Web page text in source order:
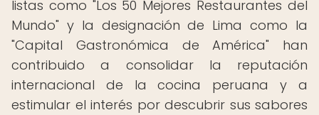
listas como "Los 50 Mejores Restaurantes del
Mundo" y la designación de Lima como la
"Capital Gastronómica de América" han
contribuido a consolidar la reputación
internacional de la cocina peruana y a
estimular el interés por descubrir sus sabores